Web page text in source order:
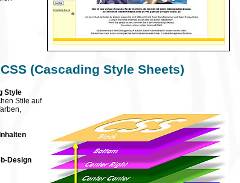
(Cascading Style Sheets)
Style
Stile auf
Design